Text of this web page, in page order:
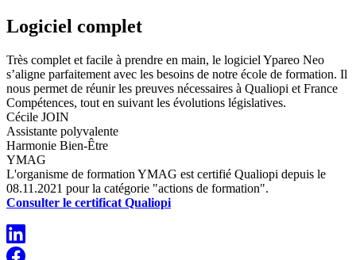
Logiciel complet
Très complet et facile à prendre en main, le logiciel Ypareo Neo
s’aligne parfaitement avec les besoins de notre école de formation. Il
nous permet de réunir les preuves nécessaires à Qualiopi et France
Compétences, tout en suivant les évolutions législatives.
Cécile JOIN
Assistante polyvalente
Harmonie Bien-Être
YMAG
L'organisme de formation YMAG est certifié Qualiopi depuis le
08.11.2021 pour la catégorie "actions de formation".
Consulter le certificat Qualiopi